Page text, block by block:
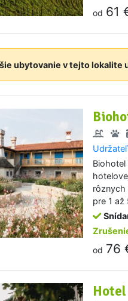
od 61
ubytovanie v tejto lokalite
rôznych
pre 1 až
od 76